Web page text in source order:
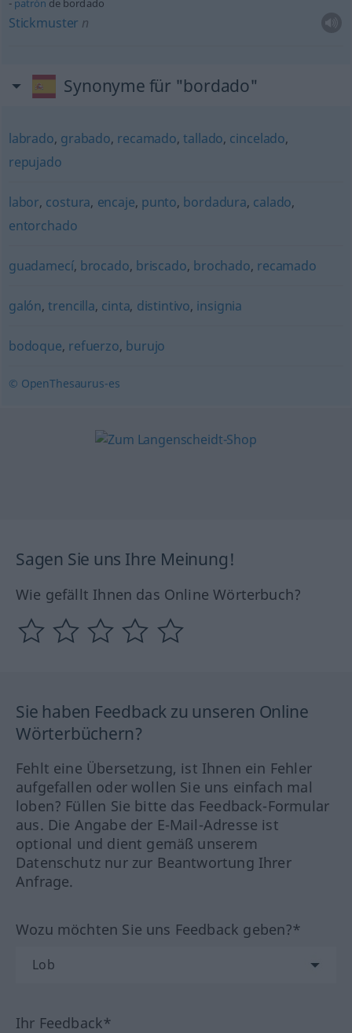
patrón de bordado
Stickmuster n
Synonyme für "bordado"
labrado, grabado, recamado,tallado, cincelado,
repujado
labor, costura, encaje, punto, bordadura, calado,
entorchado
guadamecí, brocado, briscado, brochado, recamado
galón,trencilla, cinta, distintivo, insignia
bodoque, refuerzo, burujo
© OpenThesaurus-es
Sagen Sie uns Ihre Meinung!
Wie gefällt Ihnen das Online Wörterbuch?
Sie haben Feedback zu unseren Online
Wörterbüchern?
Fehlt eine Übersetzung, ist Ihnen ein Fehler
aufgefallen oder wollen Sie uns einfach mal
loben? Füllen Sie bitte das Feedback-Formular
aus. Die Angabe der E-Mail-Adresse ist
optional und dient gemäß unserem
Datenschutz nur zur Beantwortung Ihrer
Anfrage.
Wozu möchten Sie uns Feedback geben?*
Ihr Feedback*